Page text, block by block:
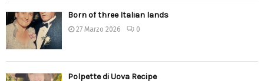
Born of three Italian lands
27 Marzo 2026 0
Polpette di Uova Recipe